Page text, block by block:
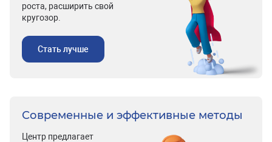
роста, расширить свой
кругозор.
Стать лучше
Современные и эффективные методы
Центр предлагает